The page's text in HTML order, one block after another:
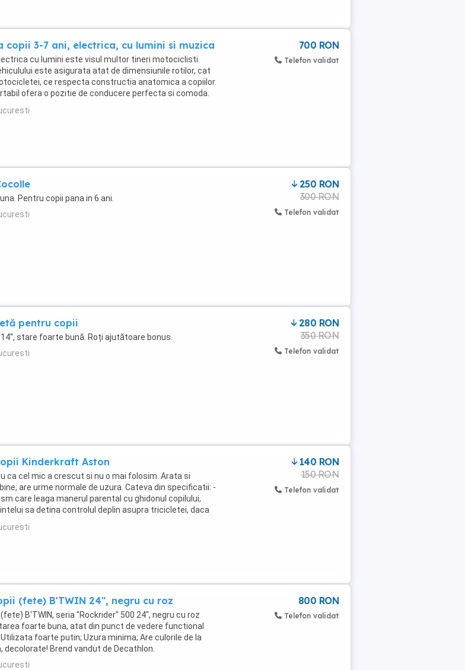
copii 3-7 ani, electrica, cu lumini si muzica
cu lumini este visul multor tineri motociclisti.
este asigurata atat de dimensiunile rotilor, cat
ce respecta constructia anatomica a copiilor.
ofera o pozitie de conducere perfecta si comoda.
...
700 RON
Telefon validat
Pentru copii pana in 6 ani.
250 RON
300 RON
Telefon validat
pentru copii
stare foarte bună. Roți ajutătoare bonus.
280 RON
350 RON
Telefon validat
Kinderkraft Aston
ca cel mic a crescut si nu o mai folosim. Arata si
are urme normale de uzura. Cateva din specificatii: -
care leaga manerul parental cu ghidonul copilului,
sa detina controlul deplin asupra tricicletei, daca
...
140 RON
150 RON
Telefon validat
(fete) B'TWIN 24", negru cu roz
B'TWIN, seria "Rockrider" 500 24", negru cu roz
foarte buna, atat din punct de vedere functional
foarte putin; Uzura minima; Are culorile de la
Brend vandut de Decathlon.
800 RON
Telefon validat